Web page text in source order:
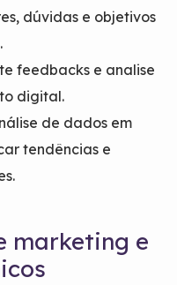
dúvidas e objetivos
feedbacks e analise
digital.
de dados em
tendências e
marketing e